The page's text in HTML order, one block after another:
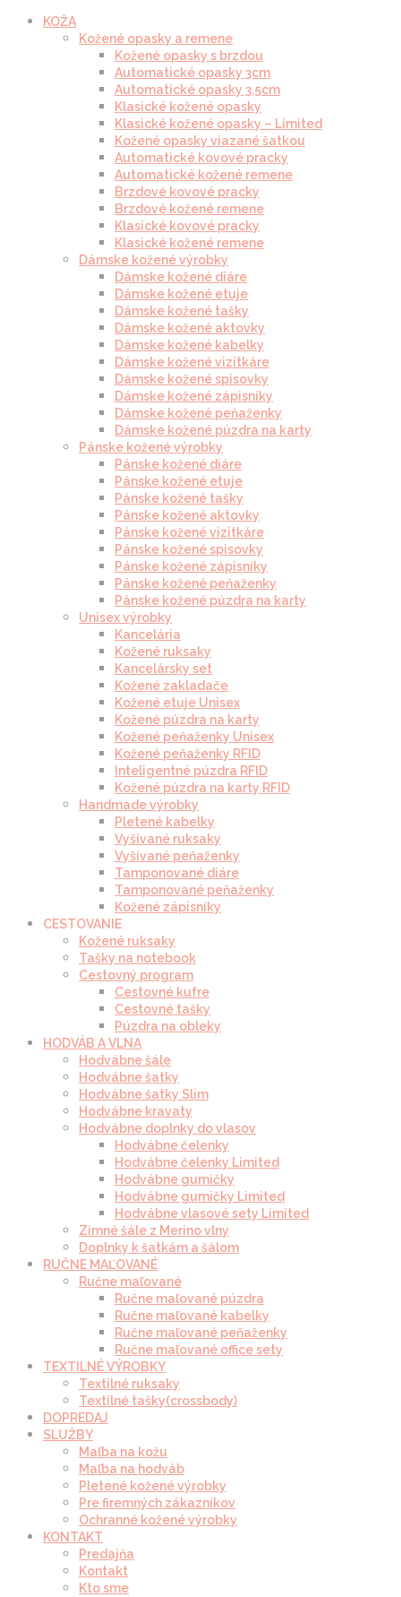
KOŽA
Kožené opasky a remene
Kožené opasky s brzdou
Automatické opasky 3cm
Automatické opasky 3.5cm
Klasické kožené opasky
Klasické kožené opasky – Limited
Kožené opasky viazané šatkou
Automatické kovové pracky
Automatické kožené remene
Brzdové kovové pracky
Brzdové kožené remene
Klasické kovové pracky
Klasické kožené remene
Dámske kožené výrobky
Dámske kožené diáre
Dámske kožené etuje
Dámske kožené tašky
Dámske kožené aktovky
Dámske kožené kabelky
Dámske kožené vizitkáre
Dámske kožené spisovky
Dámske kožené zápisníky
Dámske kožené peňaženky
Dámske kožené púzdra na karty
Pánske kožené výrobky
Pánske kožené diáre
Pánske kožené etuje
Pánske kožené tašky
Pánske kožené aktovky
Pánske kožené vizitkáre
Pánske kožené spisovky
Pánske kožené zápisníky
Pánske kožené peňaženky
Pánske kožené púzdra na karty
Unisex výrobky
Kancelária
Kožené ruksaky
Kancelársky set
Kožené zakladače
Kožené etuje Unisex
Kožené púzdra na karty
Kožené peňaženky Unisex
Kožené peňaženky RFID
Inteligentné púzdra RFID
Kožené púzdra na karty RFID
Handmade výrobky
Pletené kabelky
Vyšívané ruksaky
Vyšívané peňaženky
Tamponované diáre
Tamponované peňaženky
Kožené zápisníky
CESTOVANIE
Kožené ruksaky
Tašky na notebook
Cestovný program
Cestovné kufre
Cestovné tašky
Púzdra na obleky
HODVÁB A VLNA
Hodvábne šále
Hodvábne šatky
Hodvábne šatky Slim
Hodvábne kravaty
Hodvábne doplnky do vlasov
Hodvábne čelenky
Hodvábne čelenky Limited
Hodvábne gumičky
Hodvábne gumičky Limited
Hodvábne vlasové sety Limited
Zimné šále z Merino vlny
Doplnky k šatkám a šálom
RUČNE MAĽOVANÉ
Ručne maľované
Ručne maľované púzdra
Ručne maľované kabelky
Ručne maľované peňaženky
Ručne maľované office sety
TEXTILNÉ VÝROBKY
Textilné ruksaky
Textilné tašky(crossbody)
DOPREDAJ
SLUŽBY
Maľba na kožu
Maľba na hodváb
Pletené kožené výrobky
Pre firemných zákazníkov
Ochranné kožené výrobky
KONTAKT
Predajňa
Kontakt
Kto sme